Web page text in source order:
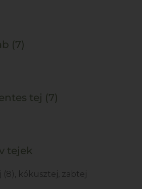
(7)
tej (7)
tejek
kókusztej, zabtej